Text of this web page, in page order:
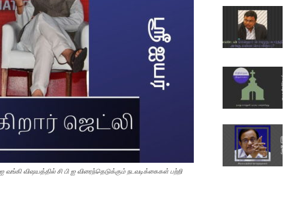
விஷயத்தில் சி பி ஐ விரைந்தெடுக்கும் நடவடிக்கைகள் பற்றி